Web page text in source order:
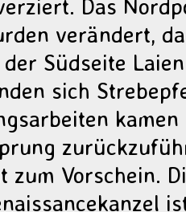
Das
verändert,
Südseite
sich
zum Vorschein.